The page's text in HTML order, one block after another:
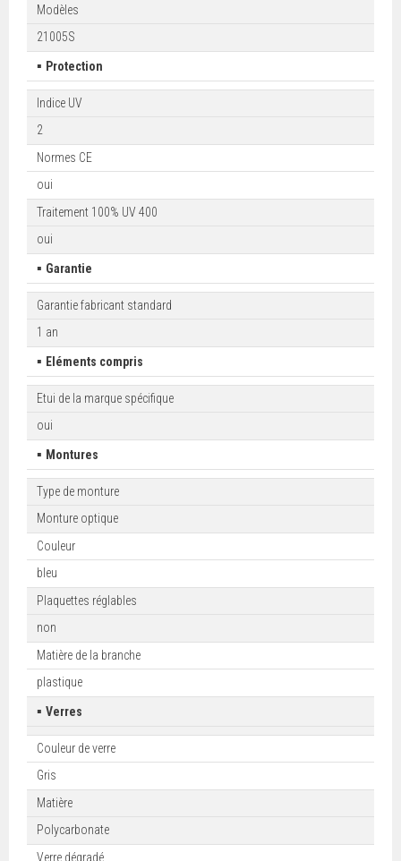
Modèles
21005S
▪ Protection
Indice UV
2
Normes CE
oui
Traitement 100% UV 400
oui
▪ Garantie
Garantie fabricant standard
1 an
▪ Eléments compris
Etui de la marque spécifique
oui
▪ Montures
Type de monture
Monture optique
Couleur
bleu
Plaquettes réglables
non
Matière de la branche
plastique
▪Verres
Couleur de verre
Gris
Matière
Polycarbonate
Verre dégradé